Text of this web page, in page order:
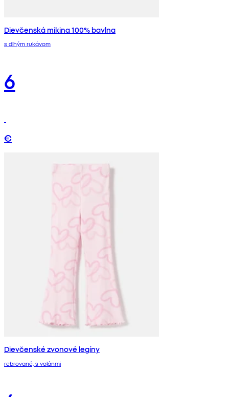
Dievčenská mikina 100% bavlna
s dlhým rukávom
6
€
Dievčenské zvonové legíny
rebrované, s volánmi